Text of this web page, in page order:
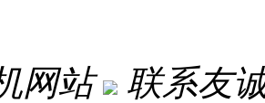
网站
联系友